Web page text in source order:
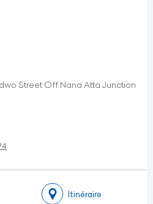
Street Off Nana Atta Junction
Itinéraire